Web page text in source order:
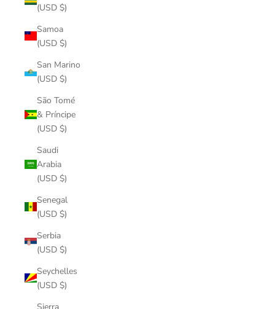
(USD $)
Samoa
(USD $)
San Marino
(USD $)
São Tomé
& Príncipe
(USD $)
Saudi
Arabia
(USD $)
Senegal
(USD $)
Serbia
(USD $)
Seychelles
(USD $)